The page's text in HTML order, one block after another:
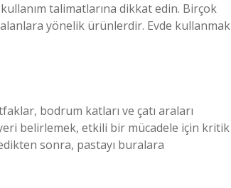
talimatlarına dikkat edin. Birçok
yönelik ürünlerdir. Evde kullanmak
bodrum katları ve çatı araları
belirlemek, etkili bir mücadele için kritik
sonra, pastayı buralara